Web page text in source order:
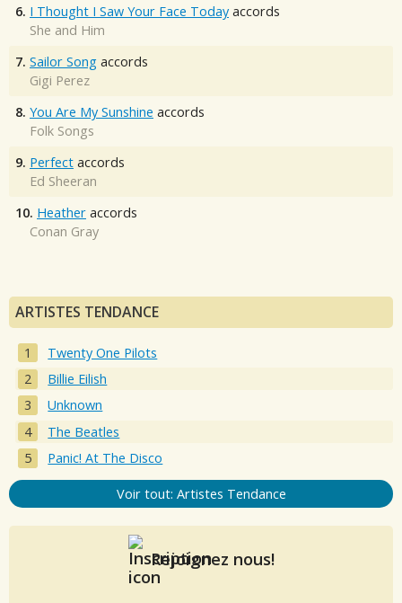
6. I Thought I Saw Your Face Today accords
She and Him
7. Sailor Song accords
Gigi Perez
8. You Are My Sunshine accords
Folk Songs
9. Perfect accords
Ed Sheeran
10. Heather accords
Conan Gray
ARTISTES TENDANCE
Twenty One Pilots
Billie Eilish
Unknown
The Beatles
Panic! At The Disco
Voir tout: Artistes Tendance
Rejoignez nous!